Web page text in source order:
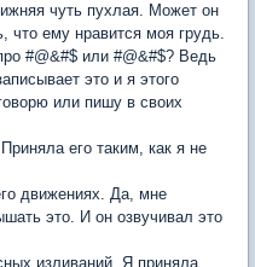
чуть пухлая. Может он
что ему нравится моя грудь.
#@&#$ или #@&#$? Ведь
это и я этого
или пишу в своих
его таким, как я не
движениях. Да, мне
это. И он озвучивал это
изливаний. Я приняла